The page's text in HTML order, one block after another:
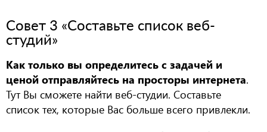
Совет 3 «Составьте список веб-
студий»
Как только вы определитесь с задачей и
ценой отправляйтесь на просторы интернета.
Тут Вы сможете найти веб-студии. Составьте
список тех, которые Вас больше всего привлекли.